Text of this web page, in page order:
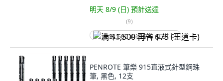
明天 8/9 (日) 預計送達
(9)
满 $1,500 再省 $75 (王道卡)
PENROTE 筆樂 915直液式針型鋼珠
筆, 黑色, 12支